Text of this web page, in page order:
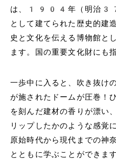
は、1904年（明治37
として建てられた歴史的建
史と文化を伝える博物館と
ます。国の重要文化財にも
一歩中に入ると、吹き抜け
が施されたドームが圧巻！
を刻んだ建材の香りが漂い
リップしたかのような感覚
原始時代から現代までの神
とともに学ぶことができま